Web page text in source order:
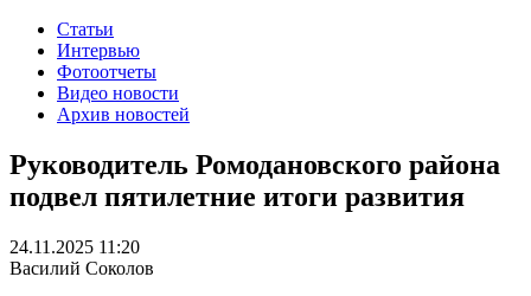
Статьи
Интервью
Фотоотчеты
Видео новости
Архив новостей
Руководитель Ромодановского района
подвел пятилетние итоги развития
24.11.2025 11:20
Василий Соколов